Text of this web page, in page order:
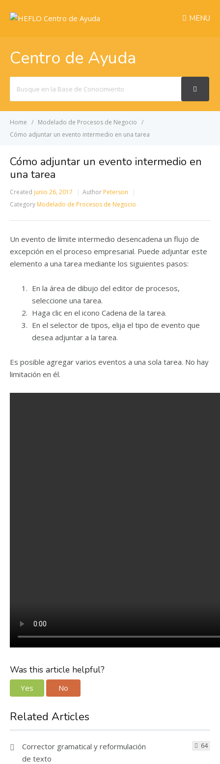
MENU
Centro de Ayuda
For
Home
Modelado de Procesos de Negocio
Cómo adjuntar un evento intermedio en una tarea
Cómo adjuntar un evento intermedio en
una tarea
Created junio 26, 2017 Author Peterson
Category Modelado de Procesos de Negocio
Un evento de límite intermedio desencadena un flujo de
excepción en el proceso empresarial. Puede adjuntar este
elemento a una tarea mediante los siguientes pasos:
En la área de dibujo del editor de procesos,
seleccione una tarea.
Haga clic en el icono Cadena de la tarea.
En el selector de tipos, elija el tipo de evento que
desea adjuntar a la tarea.
Es posible agregar varios eventos a una sola tarea. No hay
limitación en él.
Was this article helpful?
Yes No
Related Articles
Corrector gramatical y reformulación
de texto
64